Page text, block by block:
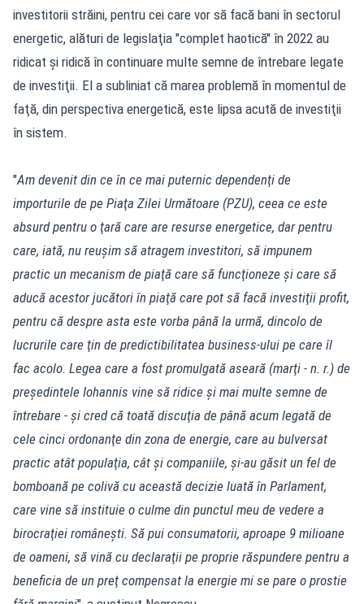
investitorii străini, pentru cei care vor să facă bani în sectorul
energetic, alături de legislaţia "complet haotică" în 2022 au
ridicat şi ridică în continuare multe semne de întrebare legate
de investiţii. El a subliniat că marea problemă în momentul de
faţă, din perspectiva energetică, este lipsa acută de investiţii
în sistem.
"Am devenit din ce în ce mai puternic dependenţi de
importurile de pe Piaţa Zilei Următoare (PZU), ceea ce este
absurd pentru o ţară care are resurse energetice, dar pentru
care, iată, nu reuşim să atragem investitori, să impunem
practic un mecanism de piaţă care să funcţioneze şi care să
aducă acestor jucători în piaţă care pot să facă investiţii profit,
pentru că despre asta este vorba până la urmă, dincolo de
lucrurile care ţin de predictibilitatea business-ului pe care îl
fac acolo. Legea care a fost promulgată aseară (marţi - n. r.) de
preşedintele Iohannis vine să ridice şi mai multe semne de
întrebare - şi cred că toată discuţia de până acum legată de
cele cinci ordonanţe din zona de energie, care au bulversat
practic atât populaţia, cât şi companiile, şi-au găsit un fel de
bomboană pe colivă cu această decizie luată în Parlament,
care vine să instituie o culme din punctul meu de vedere a
birocraţiei româneşti. Să pui consumatorii, aproape 9 milioane
de oameni, să vină cu declaraţii pe proprie răspundere pentru a
beneficia de un preţ compensat la energie mi se pare o prostie